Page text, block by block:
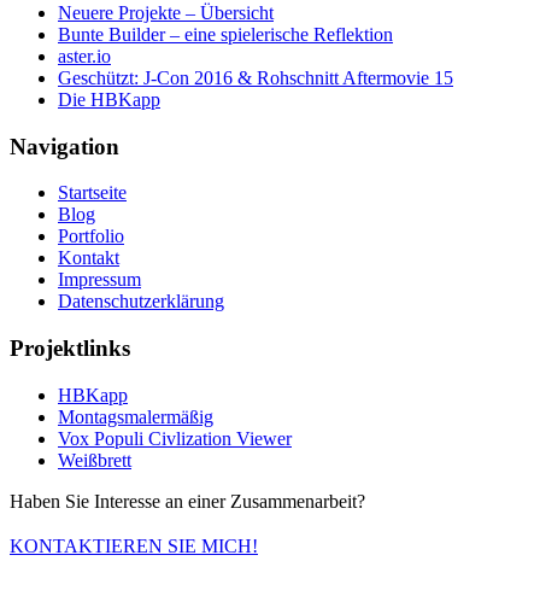
Neuere Projekte – Übersicht
Bunte Builder – eine spielerische Reflektion
aster.io
Geschützt: J-Con 2016 & Rohschnitt Aftermovie 15
Die HBKapp
Navigation
Startseite
Blog
Portfolio
Kontakt
Impressum
Datenschutzerklärung
Projektlinks
HBKapp
Montagsmalermäßig
Vox Populi Civlization Viewer
Weißbrett
Haben Sie Interesse an einer Zusammenarbeit?
KONTAKTIEREN SIE MICH!